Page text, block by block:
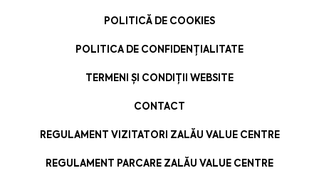
POLITICĂ DE COOKIES
POLITICA DE CONFIDENȚIALITATE
TERMENI ȘI CONDIȚII WEBSITE
CONTACT
REGULAMENT VIZITATORI ZALĂU VALUE CENTRE
REGULAMENT PARCARE ZALĂU VALUE CENTRE